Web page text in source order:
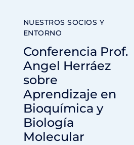
NUESTROS SOCIOS Y
ENTORNO
Conferencia Prof.
Angel Herráez
sobre
Aprendizaje en
Bioquímica y
Biología
Molecular